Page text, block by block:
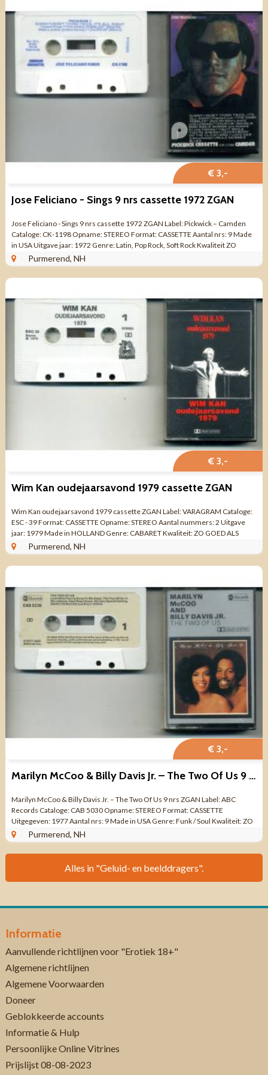
€ 3,-
Jose Feliciano - Sings 9 nrs cassette 1972 ZGAN
Jose Feliciano - Sings 9 nrs cassette 1972 ZGAN Label: Pickwick – Camden
Cataloge: CK-1198 Opname: STEREO Format: CASSETTE Aantal nrs: 9 Made
in USA Uitgave jaar: 1972 Genre: Latin, Pop Rock, Soft Rock Kwaliteit ZO
GOED ...Purmerend, NH
€ 3,-
Wim Kan oudejaarsavond 1979 cassette ZGAN
Wim Kan oudejaarsavond 1979 cassette ZGAN Label: VARAGRAM Cataloge:
ESC - 39 Format: CASSETTE Opname: STEREO Aantal nummers: 2 Uitgave
jaar: 1979 Made in HOLLAND Genre: CABARET Kwaliteit: ZO GOED ALS
NIEUW Kant 1 A ...
Purmerend, NH
€ 3,-
Marilyn McCoo & Billy Davis Jr. – The Two Of Us 9 nrs ZGAN
Marilyn McCoo & Billy Davis Jr. – The Two Of Us 9 nrs ZGAN Label: ABC
Records Cataloge: CAB 5030 Opname: STEREO Format: CASSETTE
Uitgegeven: 1977 Aantal nrs: 9 Made in USA Genre: Funk / Soul Kwaliteit: ZO
GOED ALS ...
Purmerend, NH
Alles in "Geluid- en beelddragers".
Informatie
Aanvullende richtlijnen voor "Erotiek 18+"
Algemene richtlijnen
Algemene Voorwaarden
Doneer
Geblokkeerde accounts
Informatie & Hulp
Persoonlijke Online Vitrines
Prijslijst 08-08-2023